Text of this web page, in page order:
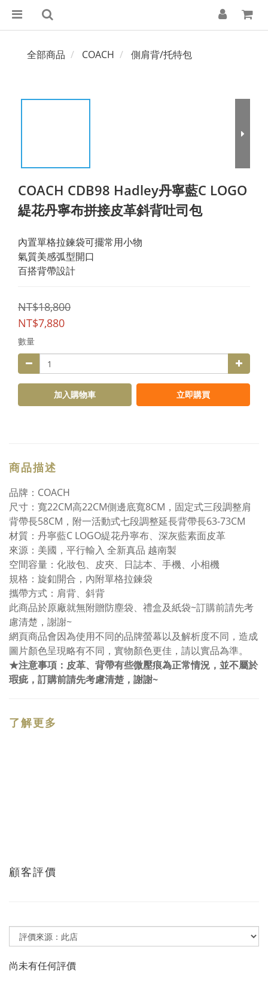
全部商品 COACH 側肩背/托特包
COACH CDB98 Hadley丹寧藍C LOGO
緹花丹寧布拼接皮革斜背吐司包
內置單格拉鍊袋可擺常用小物
氣質美感弧型開口
百搭背帶設計
NT$18,800
NT$7,880
數量
加入購物車 立即購買
商品描述
品牌：COACH
尺寸：寬22CM高22CM側邊底寬8CM，固定式三段調整肩
背帶長58CM，附一活動式七段調整延長背帶長63-73CM
材質：丹寧藍C LOGO緹花丹寧布、深灰藍素面皮革
來源：美國，平行輸入 全新真品 越南製
空間容量：化妝包、皮夾、日誌本、手機、小相機
規格：旋釦開合，內附單格拉鍊袋
攜帶方式：肩背、斜背
此商品於原廠就無附贈防塵袋、禮盒及紙袋~訂購前請先考
慮清楚，謝謝~
網頁商品會因為使用不同的品牌螢幕以及解析度不同，造成
圖片顏色呈現略有不同，實物顏色更佳，請以實品為準。
★注意事項：皮革、背帶有些微壓痕為正常情況，並不屬於
瑕疵，訂購前請先考慮清楚，謝謝~
了解更多
顧客評價
尚未有任何評價